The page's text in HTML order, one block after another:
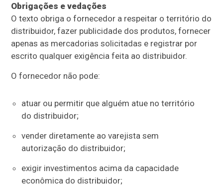
Obrigações e vedações
O texto obriga o fornecedor a respeitar o território do
distribuidor, fazer publicidade dos produtos, fornecer
apenas as mercadorias solicitadas e registrar por
escrito qualquer exigência feita ao distribuidor.
O fornecedor não pode:
atuar ou permitir que alguém atue no território
do distribuidor;
vender diretamente ao varejista sem
autorização do distribuidor;
exigir investimentos acima da capacidade
econômica do distribuidor;